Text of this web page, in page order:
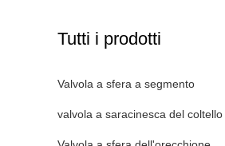
Tutti i prodotti
Valvola a sfera a segmento
valvola a saracinesca del coltello